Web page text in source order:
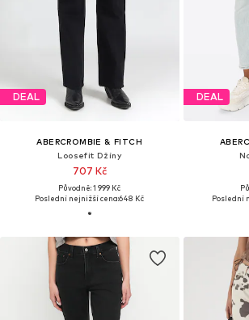
DEAL
ABERCROMBIE & FITCH
Loosefit Džíny
707 Kč
Původně: 1 999 Kč
Poslední nejnižší cena:648 Kč
DEAL
Poslední